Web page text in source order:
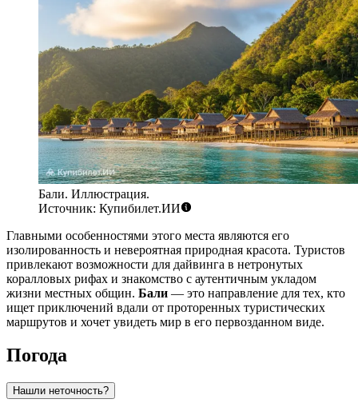
Бали. Иллюстрация.
Источник: Купибилет.ИИ
Главными особенностями этого места являются его
изолированность и невероятная природная красота. Туристов
привлекают возможности для дайвинга в нетронутых
коралловых рифах и знакомство с аутентичным укладом
жизни местных общин. Бали — это направление для тех, кто
ищет приключений вдали от проторенных туристических
маршрутов и хочет увидеть мир в его первозданном виде.
Погода
Нашли неточность?